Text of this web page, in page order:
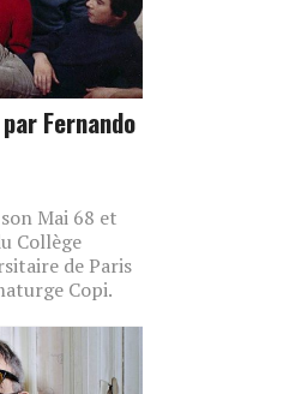
Fernando
Mai 68 et
Collège
de Paris
Copi.